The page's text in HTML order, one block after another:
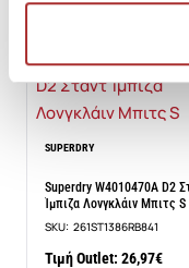
SUPERDRY
Superdry W4010470A D2
Ίμπιζα Λονγκλάιν Μπιτς S
SKU: 261ST1386RB841
Τιμή Outlet: 26,97€